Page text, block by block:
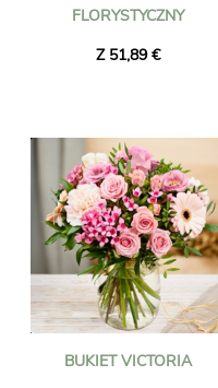
FLORYSTYCZNY
Z 51,89 €
BUKIET VICTORIA